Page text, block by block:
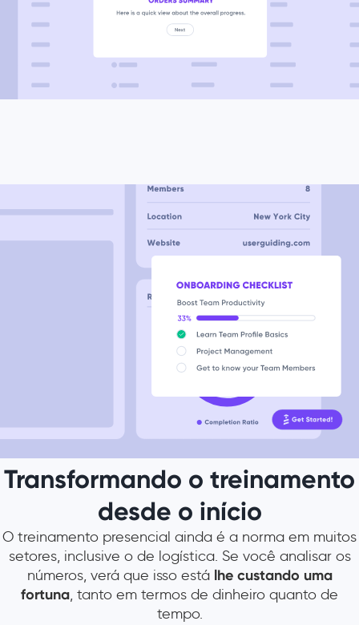
Transformando o treinamento
desde o início
O treinamento presencial ainda é a norma em muitos
setores, inclusive o de logística. Se você analisar os
números, verá que isso está lhe custando uma
fortuna, tanto em termos de dinheiro quanto de
tempo.